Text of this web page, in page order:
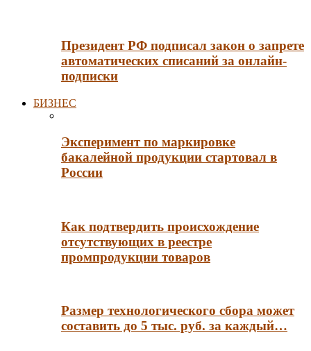
Президент РФ подписал закон о запрете
автоматических списаний за онлайн-
подписки
БИЗНЕС
Эксперимент по маркировке
бакалейной продукции стартовал в
России
Как подтвердить происхождение
отсутствующих в реестре
промпродукции товаров
Размер технологического сбора может
составить до 5 тыс. руб. за каждый…